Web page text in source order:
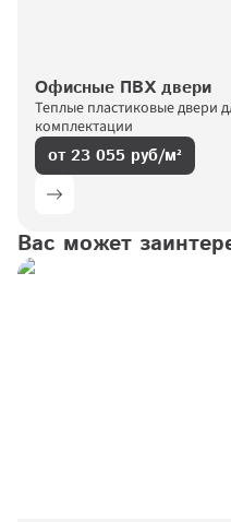
Офисные ПВХ двери
Теплые пластиковые двери
комплектации
от 23 055 руб/м²
Вас может